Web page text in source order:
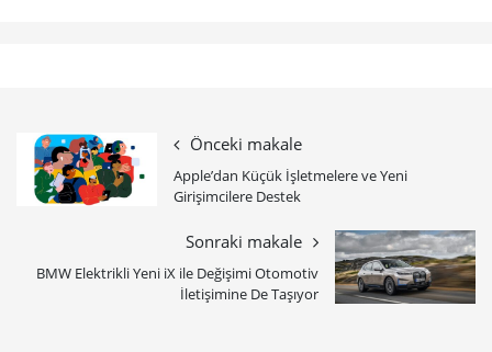
Önceki makale
Apple’dan Küçük İşletmelere ve Yeni
Girişimcilere Destek
Sonraki makale
BMW Elektrikli Yeni iX ile Değişimi Otomotiv
İletişimine De Taşıyor